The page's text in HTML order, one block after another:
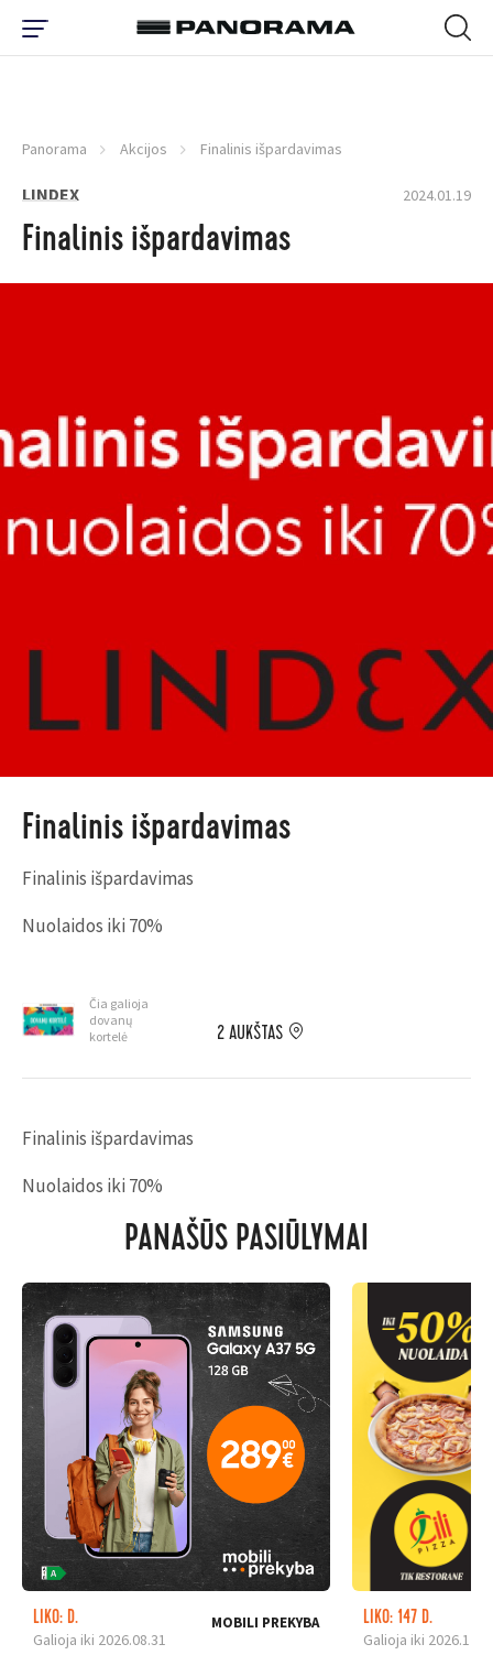
Panorama Akcijos Finalinis išpardavimas
LINDEX 2024.01.19
Finalinis išpardavimas
Finalinis išpardavimas
Finalinis išpardavimas
Nuolaidos iki 70%
Čia galioja
dovanų
kortelė
2 AUKŠTAS
Finalinis išpardavimas
Nuolaidos iki 70%
PANAŠŪS PASIŪLYMAI
LIKO: D.
Galioja iki 2026.08.31
MOBILI PREKYBA
LIKO: 147 D.
Galioja iki